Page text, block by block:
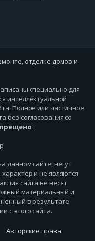
отделке домов и
специально для
интеллектуальной
Полное или частичное
без согласования со
!
данном сайте, несут
и не являются
сайта не несет
материальный и
в результате
с этого сайта.
Авторские права